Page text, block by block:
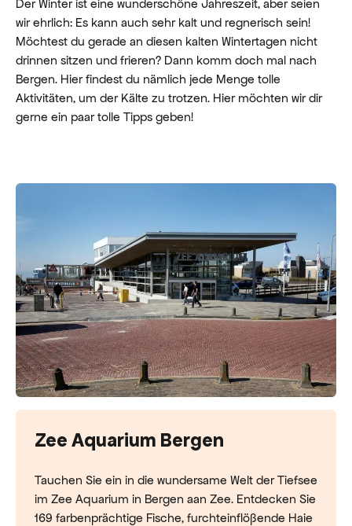
Der Winter ist eine wunderschöne Jahreszeit, aber seien
wir ehrlich: Es kann auch sehr kalt und regnerisch sein!
Möchtest du gerade an diesen kalten Wintertagen nicht
drinnen sitzen und frieren? Dann komm doch mal nach
Bergen. Hier findest du nämlich jede Menge tolle
Aktivitäten, um der Kälte zu trotzen. Hier möchten wir dir
gerne ein paar tolle Tipps geben!
Zee Aquarium Bergen
Tauchen Sie ein in die wundersame Welt der Tiefsee
im Zee Aquarium in Bergen aan Zee. Entdecken Sie
169 farbenprächtige Fische, furchteinflößende Haie